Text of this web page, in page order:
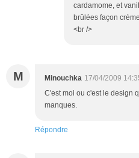
cardamome, et
brûlées façon
<br />
M Minouchka 17/04/2009
C'est moi ou c'est le design
manques.
Répondre